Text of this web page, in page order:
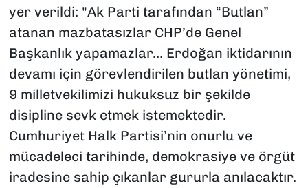
yer verildi: "Ak Parti tarafından “Butlan”
atanan mazbatasızlar CHP’de Genel
Başkanlık yapamazlar… Erdoğan iktidarının
devamı için görevlendirilen butlan yönetimi,
9 milletvekilimizi hukuksuz bir şekilde
disipline sevk etmek istemektedir.
Cumhuriyet Halk Partisi’nin onurlu ve
mücadeleci tarihinde, demokrasiye ve örgüt
iradesine sahip çıkanlar gururla anılacaktır.